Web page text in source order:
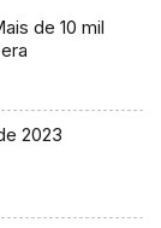
de 10 mil
2023